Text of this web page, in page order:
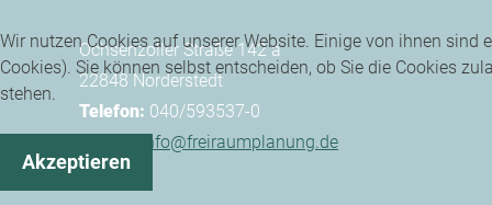
Ochsenzoller Straße 142 a
22848 Norderstedt
Telefon: 040/593537-0
info@freiraumplanung.de
Wir nutzen Cookies auf unserer Website. Einige von ihnen sind
Cookies). Sie können selbst entscheiden, ob Sie die Cookies
stehen.
Akzeptieren